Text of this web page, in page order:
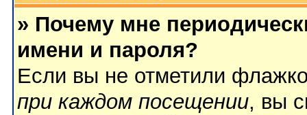
» Почему мне
имени и пароля?
Если вы не отметили
при каждом посещении, вы